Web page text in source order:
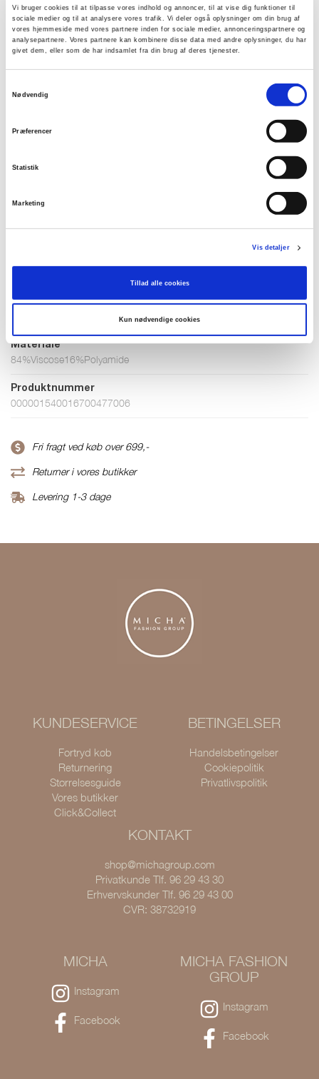
Vi bruger cookies til at tilpasse vores indhold og annoncer, til at vise dig funktioner til
sociale medier og til at analysere vores trafik. Vi deler også oplysninger om din brug af
vores hjemmeside med vores partnere inden for sociale medier, annonceringspartnere og
analysepartnere. Vores partnere kan kombinere disse data med andre oplysninger, du har
givet dem, eller som de har indsamlet fra din brug af deres tjenester.
Nødvendig
Præferencer
Statistik
Marketing
Vis detaljer
Tillad alle cookies
Kun nødvendige cookies
Palace blue
TILFØJ TIL KURV
Materiale
84%Viscose16%Polyamide
Produktnummer
000001540016700477006
Fri fragt ved køb over 699,-
Returner i vores butikker
Levering 1-3 dage
KUNDESERVICE
Fortryd køb
Returnering
Størrelsesguide
Vores butikker
Click&Collect
BETINGELSER
Handelsbetingelser
Cookiepolitik
Privatlivspolitik
KONTAKT
shop@michagroup.com
Privatkunde Tlf. 96 29 43 30
Erhvervskunder Tlf. 96 29 43 00
CVR: 38732919
MICHA
Instagram
Facebook
MICHA FASHION
GROUP
Instagram
Facebook